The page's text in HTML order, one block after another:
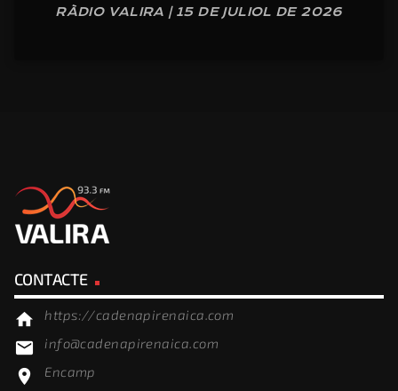
RÀDIO VALIRA | 15 DE JULIOL DE 2026
CONTACTE
home https://cadenapirenaica.com
email info@cadenapirenaica.com
location_on Encamp